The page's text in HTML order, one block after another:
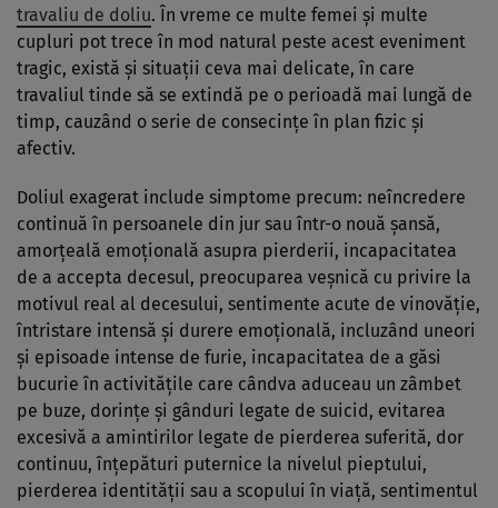
travaliu de doliu. În vreme ce multe femei şi multe
cupluri pot trece în mod natural peste acest eveniment
tragic, există şi situaţii ceva mai delicate, în care
travaliul tinde să se extindă pe o perioadă mai lungă de
timp, cauzând o serie de consecinţe în plan fizic şi
afectiv.
Doliul exagerat include simptome precum: neîncredere
continuă în persoanele din jur sau într-o nouă şansă,
amorţeală emoţională asupra pierderii, incapacitatea
de a accepta decesul, preocuparea veşnică cu privire la
motivul real al decesului, sentimente acute de vinovăţie,
întristare intensă şi durere emoţională, incluzând uneori
şi episoade intense de furie, incapacitatea de a găsi
bucurie în activităţile care cândva aduceau un zâmbet
pe buze, dorinţe şi gânduri legate de suicid, evitarea
excesivă a amintirilor legate de pierderea suferită, dor
continuu, înţepături puternice la nivelul pieptului,
pierderea identităţii sau a scopului în viaţă, sentimentul